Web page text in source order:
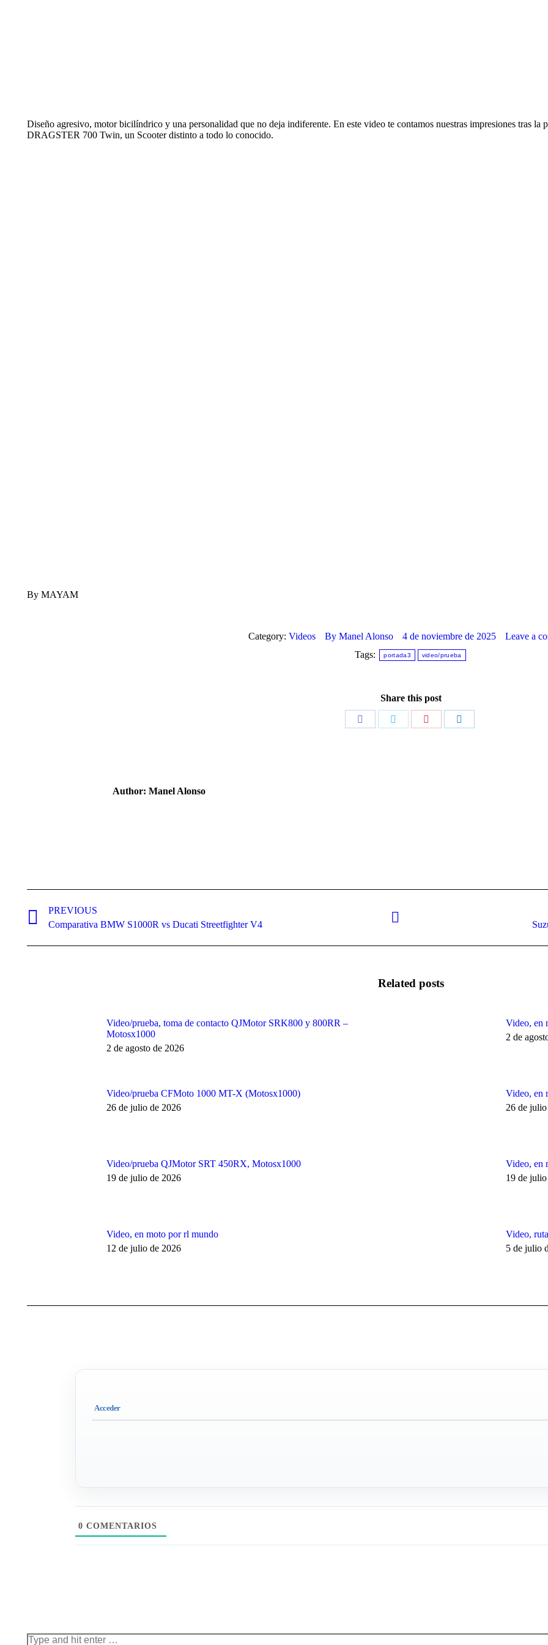
Diseño agresivo, motor bicilíndrico y una personalidad que no deja indiferente. En este video te contamos nuestras impresiones tras
DRAGSTER 700 Twin, un Scooter distinto a todo lo conocido.
By MAYAM
Category: Videos By Manel Alonso 4 de noviembre de 2025
Leave a
Tags:
portada3 video/prueba
Share this post
Author: Manel Alonso
navigation
PREVIOUS
Previous
Comparativa BMW S1000R vs Ducati Streetfighter V4
Related posts
Video/prueba, toma de contacto QJMotor SRK800 y 800RR –
Motosx1000
2 de agosto de 2026
Video, en
2 de
Video/prueba CFMoto 1000 MT-X (Motosx1000)
26 de julio de 2026
Video, en
26 de
Video/prueba QJMotor SRT 450RX, Motosx1000
19 de julio de 2026
Video, en
19 de
Video, en moto por rl mundo
12 de julio de 2026
Video,
5 de julio
0 COMENTARIOS
Search: